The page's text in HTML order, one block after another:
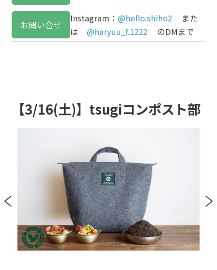
お問い合せ
Instagram： @hello.shiho2
また
は @haryuu_f.1222 のDMまで
【3/16(土)】tsugiコンポスト部